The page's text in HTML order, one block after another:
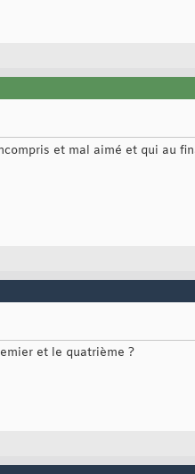
et mal aimé et qui au
et le quatrième ?